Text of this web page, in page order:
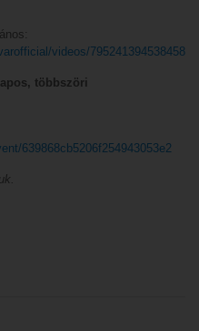
videos/795241394538458
többszöri
639868cb5206f254943053e2